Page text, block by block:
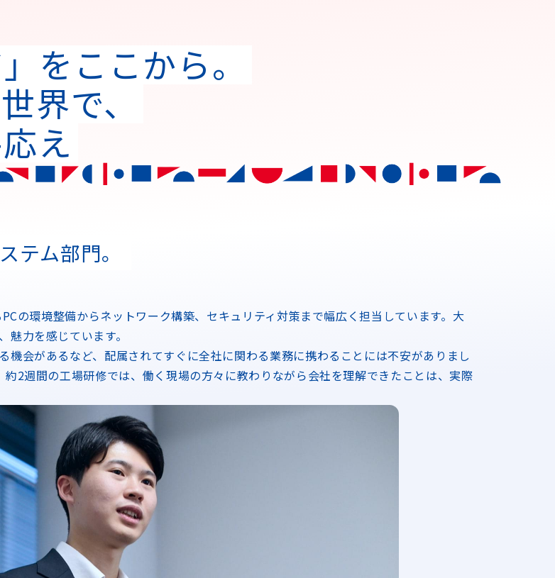
をここから。
界で、
え
テム部門。
の環境整備からネットワーク構築、セキュリティ対策まで幅広く担当しています。大
力を感じています。
会があるなど、配属されてすぐに全社に関わる業務に携わることには不安がありまし
2週間の工場研修では、働く現場の方々に教わりながら会社を理解できたことは、実際